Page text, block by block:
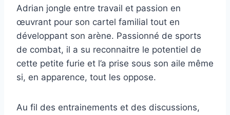
Adrian jongle entre travail et passion en
œuvrant pour son cartel familial tout en
développant son arène. Passionné de sports
de combat, il a su reconnaitre le potentiel de
cette petite furie et l’a prise sous son aile même
si, en apparence, tout les oppose.
Au fil des entrainements et des discussions,